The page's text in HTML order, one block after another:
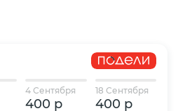
4 Сентября
400 р
18 Сентября
400 р